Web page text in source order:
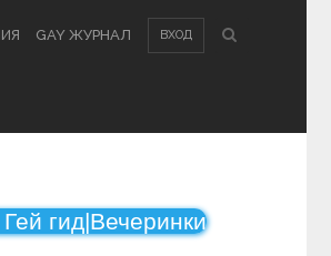
ВХОД
GAY ЖУРНАЛ
Гей гид|Вечеринки